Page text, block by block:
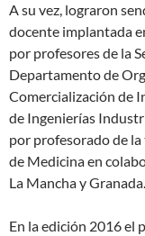
A su vez, lograron
docente implantada
por profesores de la
Departamento de
Comercialización de
de Ingenierías
por profesorado de
de Medicina en
La Mancha y Granada.
En la edición 2016 el